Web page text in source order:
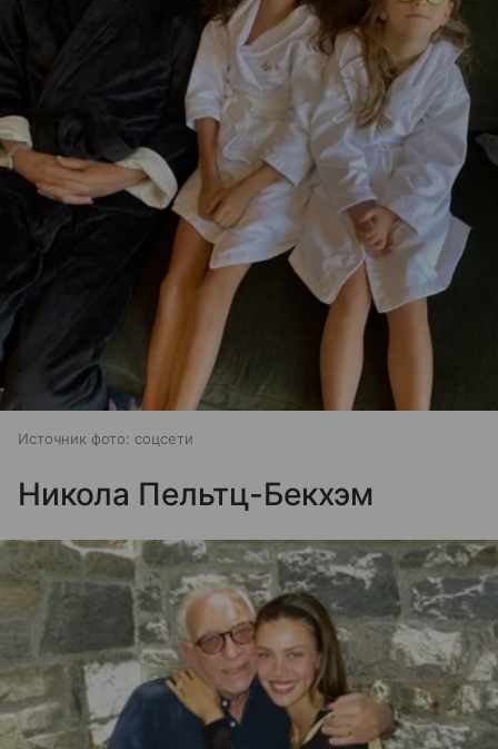
Источник фото: соцсети
Никола Пельтц-Бекхэм